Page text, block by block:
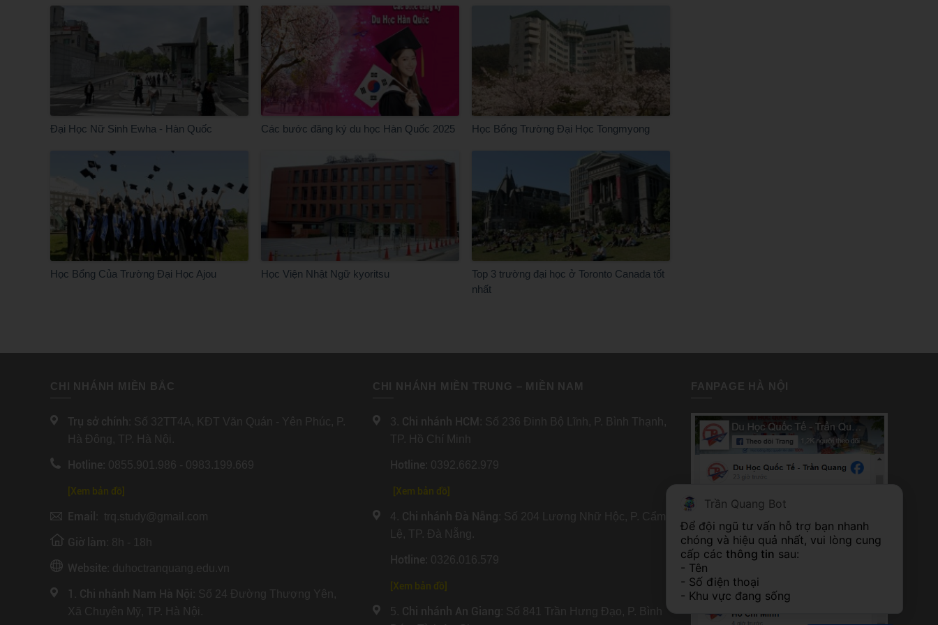
Đại Học Nữ Sinh Ewha - Hàn Quốc Các bước đăng ký du học Hàn Quốc 2025 Học Bổng Trường Đại Học Tongmyong
Học Bổng Của Trường Đại Học Ajou Học Viện Nhật Ngữ kyoritsu
Top 3 trường đại học ở Toronto Canada tốt
nhất
CHI NHÁNH MIỀN BẮC
Trụ sở chính: Số 32TT4A, KĐT Văn Quán - Yên Phúc, P.
Hà Đông, TP. Hà Nội.
Hotline: 0855.901.986 - 0983.199.669
[Xem bản đồ]
Email: trq.study@gmail.com
Giờ làm: 8h - 18h
Website: duhoctranquang.edu.vn
1. Chi nhánh Nam Hà Nội: Số 24 Đường Thượng Yên,
Xã Chuyên Mỹ, TP. Hà Nội.
CHI NHÁNH MIỀN TRUNG – MIỀN NAM
3. Chi nhánh HCM : Số 236 Đinh Bộ Lĩnh, P. Bình Thạnh,
TP. Hồ Chí Minh
Hotline: 0392.662.979
[Xem bản đồ]
4. Chi nhánh Đà Nẵng: Số 204 Lương Nhữ Hộc, P. Cẩm
Lệ, TP. Đà Nẵng.
Hotline: 0326.016.579
Xem bản đồ
5. Chi nhánh An Giang: Số 841 Trần Hưng Đạo, P. Bình
FANPAGE HÀ NỘI
FANPAGE TP HỒ CHÍ MINH
Trần Quang Bot
Để đội ngũ tư vấn hỗ trợ bạn nhanh
chóng và hiệu quả nhất, vui lòng cung
cấp các thông tin sau:
- Tên
- Số điện thoại
- Khu vực đang sống